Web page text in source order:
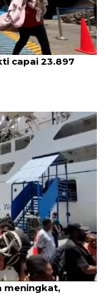
capai 23.897
meningkat,